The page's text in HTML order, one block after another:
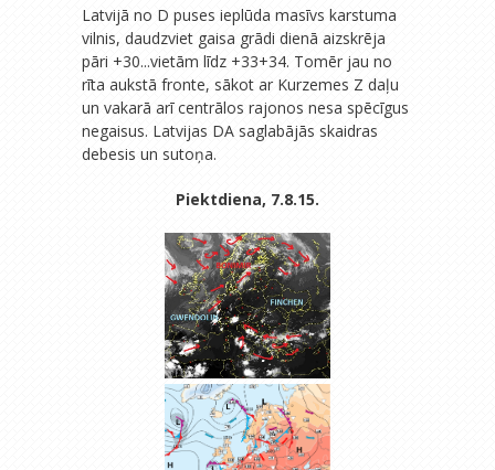
Latvijā no D puses ieplūda masīvs karstuma
vilnis, daudzviet gaisa grādi dienā aizskrēja
pāri +30...vietām līdz +33+34. Tomēr jau no
rīta aukstā fronte, sākot ar Kurzemes Z daļu
un vakarā arī centrālos rajonos nesa spēcīgus
negaisus. Latvijas DA saglabājās skaidras
debesis un sutoņa.
Piektdiena, 7.8.15.